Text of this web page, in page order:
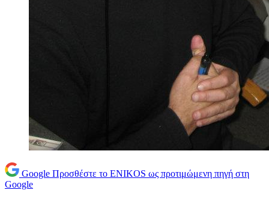
Google Προσθέστε το ENIKOS ως προτιμώμενη πηγή στη
Google